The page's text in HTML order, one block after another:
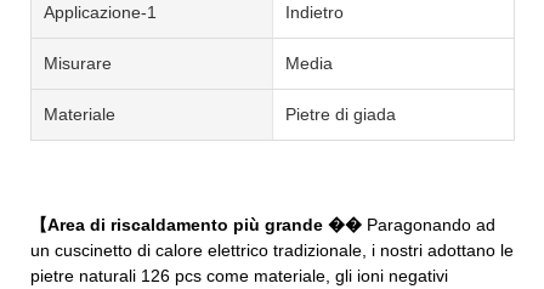
Applicazione-1 Indietro
Misurare Media
Materiale Pietre di giada
【Area di riscaldamento più grande �� Paragonando ad
un cuscinetto di calore elettrico tradizionale, i nostri adottano le
pietre naturali 126 pcs come materiale, gli ioni negativi